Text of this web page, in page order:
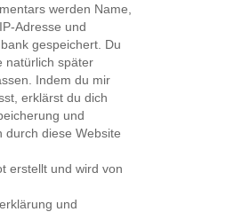
werden Name,
Adresse und
gespeichert. Du
natürlich später
Indem du mir
erklärst du dich
und
durch diese Website
erstellt und wird von
und